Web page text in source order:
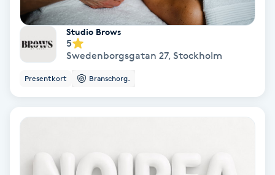
LPG-behandling
LPG-massage
Luggklippning
Lymfmassage
Studio Brows
5
Swedenborgsgatan 27, Stockholm
Presentkort Branschorg.